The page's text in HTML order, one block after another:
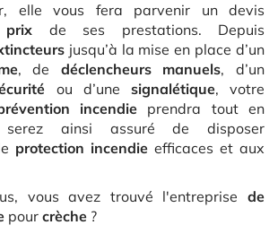
elle vous fera parvenir un devis
prix de ses prestations. Depuis
jusqu’à la mise en place d’un
, de déclencheurs manuels, d’un
ou d’une signalétique, votre
incendie prendra tout en
serez ainsi assuré de disposer
protection incendie efficaces et aux
vous avez trouvé l'entreprise de
pour crèche ?